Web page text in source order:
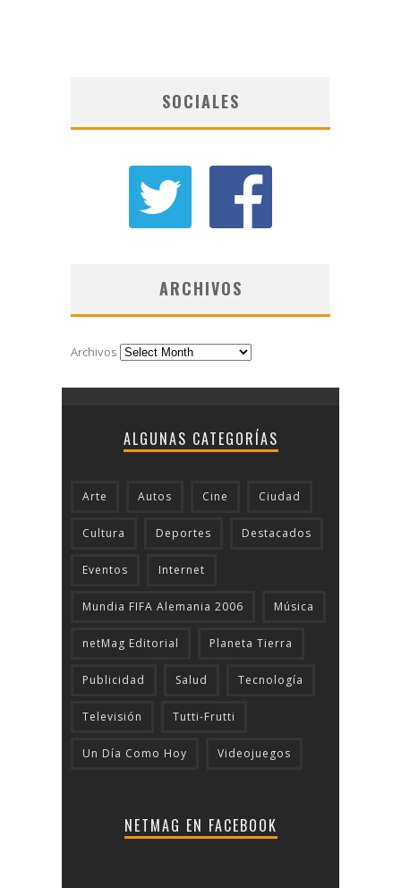
SOCIALES
ARCHIVOS
Archivos
ALGUNAS CATEGORÍAS
Arte Autos Cine Ciudad
Cultura Deportes Destacados
Eventos Internet
Mundia FIFA Alemania 2006 Música
netMag Editorial Planeta Tierra
Publicidad Salud Tecnologí­a
Televisión Tutti-Frutti
Un Día Como Hoy Videojuegos
NETMAG EN FACEBOOK